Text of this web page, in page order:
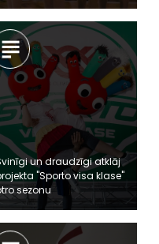
un draudzīgi atklāj
"Sporto visa klase"
sezonu